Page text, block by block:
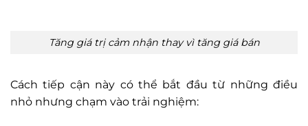
Tăng giá trị cảm nhận thay vì tăng giá bán
Cách tiếp cận này có thể bắt đầu từ những điều
nhỏ nhưng chạm vào trải nghiệm: